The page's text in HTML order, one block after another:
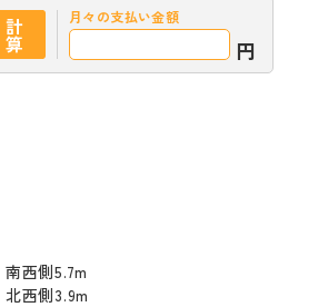
計
算
月々の支払い金額
円
南西側5.7m
北西側3.9m